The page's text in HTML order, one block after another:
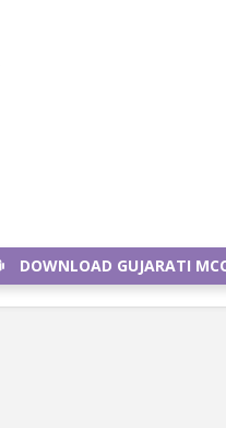
DOWNLOAD GUJARATI